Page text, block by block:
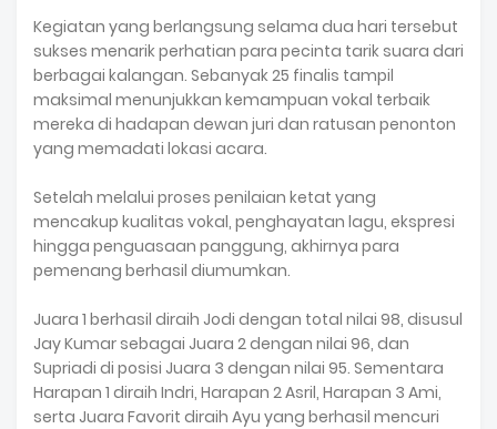
‎Kegiatan yang berlangsung selama dua hari tersebut
sukses menarik perhatian para pecinta tarik suara dari
berbagai kalangan. Sebanyak 25 finalis tampil
maksimal menunjukkan kemampuan vokal terbaik
mereka di hadapan dewan juri dan ratusan penonton
yang memadati lokasi acara.
‎Setelah melalui proses penilaian ketat yang
mencakup kualitas vokal, penghayatan lagu, ekspresi
hingga penguasaan panggung, akhirnya para
pemenang berhasil diumumkan.
‎Juara 1 berhasil diraih Jodi dengan total nilai 98, disusul
Jay Kumar sebagai Juara 2 dengan nilai 96, dan
Supriadi di posisi Juara 3 dengan nilai 95. Sementara
Harapan 1 diraih Indri, Harapan 2 Asril, Harapan 3 Ami,
serta Juara Favorit diraih Ayu yang berhasil mencuri